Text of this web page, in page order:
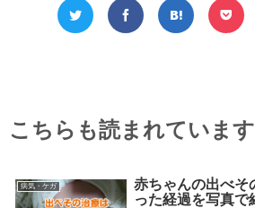
こちらも読まれています
病気・ケガ
赤ちゃんの出べそ
った経過を写真で